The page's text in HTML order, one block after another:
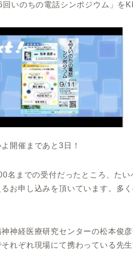
回いのちの電話シンポジウム」を
開催まであと3日！
名までの受付だったところ、た
るお申し込みを頂いています。多
神神経医療研究センターの松本俊
れぞれ現場にて携わっている先